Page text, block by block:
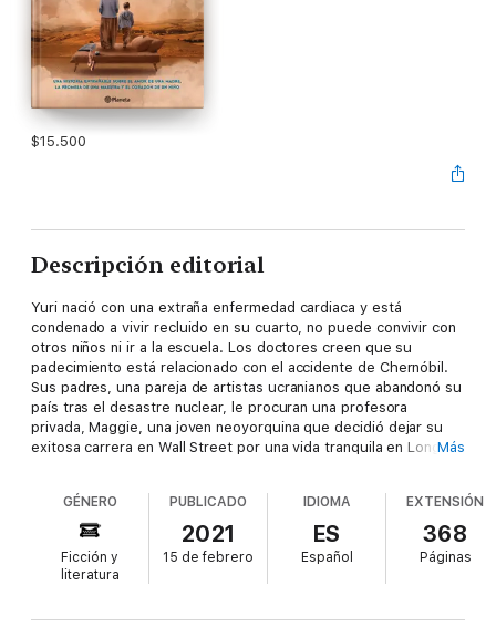
$15.500
Descripción editorial
Yuri nació con una extraña enfermedad cardiaca y está
condenado a vivir recluido en su cuarto, no puede convivir con
otros niños ni ir a la escuela. Los doctores creen que su
padecimiento está relacionado con el accidente de Chernóbil.
Sus padres, una pareja de artistas ucranianos que abandonó su
país tras el desastre nuclear, le procuran una profesora
privada, Maggie, una joven neoyorquina que decidió dejar su
exitosa carrera en Wall Street por una vida tranquila en Long
inspirarán a Maggie para realizar cambios difíciles en su propia
vida y encontrar la fuerza cuando más la necesita.
Más
GÉNERO
Ficción y
literatura
PUBLICADO
2021
15 de febrero
IDIOMA
ES
Español
EXTENSIÓN
368
Páginas